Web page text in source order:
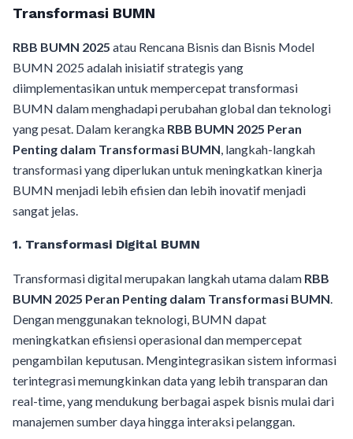
Transformasi BUMN
RBB BUMN 2025 atau Rencana Bisnis dan Bisnis Model
BUMN 2025 adalah inisiatif strategis yang
diimplementasikan untuk mempercepat transformasi
BUMN dalam menghadapi perubahan global dan teknologi
yang pesat. Dalam kerangka RBB BUMN 2025 Peran
Penting dalam Transformasi BUMN, langkah-langkah
transformasi yang diperlukan untuk meningkatkan kinerja
BUMN menjadi lebih efisien dan lebih inovatif menjadi
sangat jelas.
1. Transformasi Digital BUMN
Transformasi digital merupakan langkah utama dalam RBB
BUMN 2025 Peran Penting dalam Transformasi BUMN.
Dengan menggunakan teknologi, BUMN dapat
meningkatkan efisiensi operasional dan mempercepat
pengambilan keputusan. Mengintegrasikan sistem informasi
terintegrasi memungkinkan data yang lebih transparan dan
real-time, yang mendukung berbagai aspek bisnis mulai dari
manajemen sumber daya hingga interaksi pelanggan.